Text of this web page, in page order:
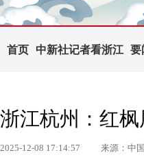
首页 中新社记者看浙江 要
浙江杭州：红
2025-12-08 17:14:57 来源：中